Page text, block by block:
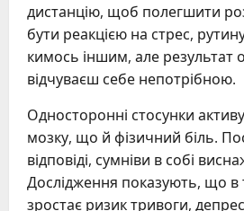
дистанцію, щоб полегшити
бути реакцією на стрес,
кимось іншим, але результат
відчуваєш себе непотрібною.
Односторонні стосунки
мозку, що й фізичний біль.
відповіді, сумніви в собі
Дослідження показують, що в
зростає ризик тривоги,